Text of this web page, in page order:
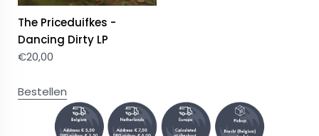
The Priceduifkes -
Dancing Dirty LP
€20,00
Bestellen